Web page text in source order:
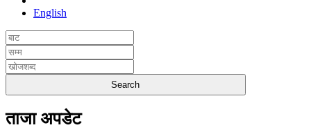
English
ताजा अपडेट